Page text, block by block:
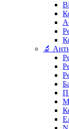
🔬